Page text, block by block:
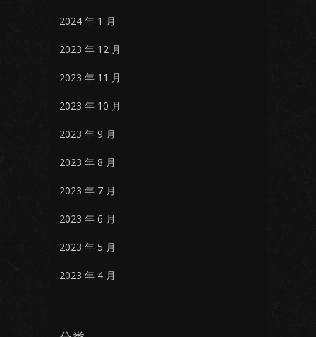
2024 年 1 月
2023 年 12 月
2023 年 11 月
2023 年 10 月
2023 年 9 月
2023 年 8 月
2023 年 7 月
2023 年 6 月
2023 年 5 月
2023 年 4 月